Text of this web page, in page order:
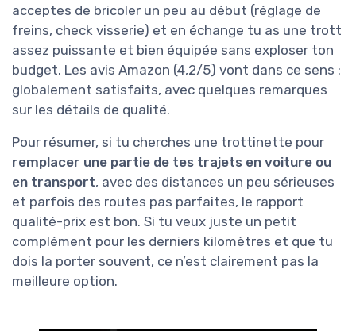
acceptes de bricoler un peu au début (réglage de
freins, check visserie) et en échange tu as une trott
assez puissante et bien équipée sans exploser ton
budget. Les avis Amazon (4,2/5) vont dans ce sens :
globalement satisfaits, avec quelques remarques
sur les détails de qualité.
Pour résumer, si tu cherches une trottinette pour
remplacer une partie de tes trajets en voiture ou
en transport, avec des distances un peu sérieuses
et parfois des routes pas parfaites, le rapport
qualité-prix est bon. Si tu veux juste un petit
complément pour les derniers kilomètres et que tu
dois la porter souvent, ce n’est clairement pas la
meilleure option.